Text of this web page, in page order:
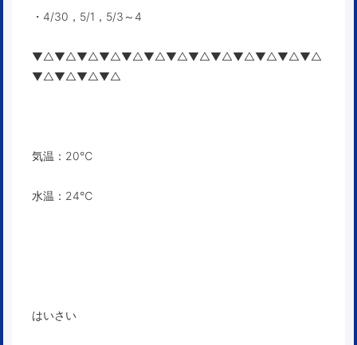
・4/30，5/1，5/3～4
▼△▼△▼△▼△▼△▼△▼△▼△▼△▼△▼△▼△▼△
▼△▼△▼△▼△
気温：20℃
水温：24℃
はいさい